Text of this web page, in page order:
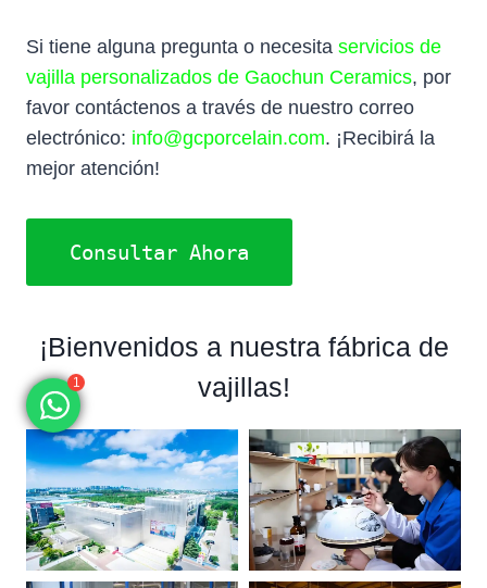
Si tiene alguna pregunta o necesita servicios de
vajilla personalizados de Gaochun Ceramics, por
favor contáctenos a través de nuestro correo
electrónico: info@gcporcelain.com. ¡Recibirá la
mejor atención!
Consultar Ahora
¡Bienvenidos a nuestra fábrica de
vajillas!
1